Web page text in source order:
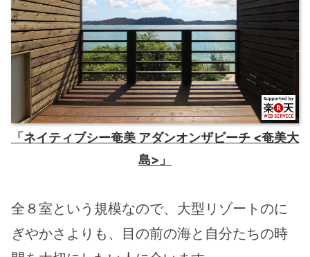
「ネイティブシー奄美 アダンオンザビーチ <奄美大
島>」
全８室という規模なので、大型リゾートのに
ぎやかさよりも、目の前の海と自分たちの時